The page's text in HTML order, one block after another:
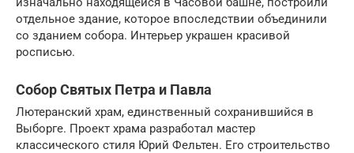
отдельное здание, которое впоследствии объединили
со зданием собора. Интерьер украшен красивой
росписью.
Собор Святых Петра и Павла
Лютеранский храм, единственный сохранившийся в
Выборге. Проект храма разработал мастер
классического стиля Юрий Фельтен. Его строительство